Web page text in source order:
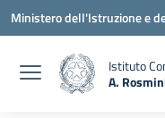
Vai ai contenuti
Vai al menu di navigazione
Vai al footer
Ministero dell'Istruzione e
Istituto
A.